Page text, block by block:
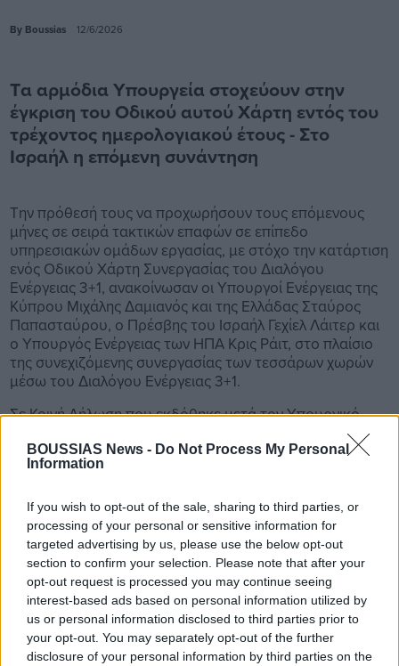
BOUSSIAS News - Do Not Process My Personal
Information
If you wish to opt-out of the sale, sharing to third parties, or
processing of your personal or sensitive information for
targeted advertising by us, please use the below opt-out
section to confirm your selection. Please note that after your
opt-out request is processed you may continue seeing
interest-based ads based on personal information utilized by
us or personal information disclosed to third parties prior to
your opt-out. You may separately opt-out of the further
disclosure of your personal information by third parties on the
By Boussias 12/6/2026
Tα αρμόδια Υπουργεία στοχεύουν στην
έγκριση του Οδικού αυτού Χάρτη εντός του
τρέχοντος ημερολογιακού έτους - Στο
Ισραήλ η επόμενη συνάντηση
Την πρόθεσή τους να προχωρήσουν τους επόμενους
μήνες σε σειρά τακτικών επαφών σε επίπεδο
υπηρεσιακών ομάδων εργασίας, με στόχο την κατάρτιση
ενός Οδικού Χάρτη Συνεργασίας του Διαλόγου
Ενέργειας 3+1, ανακοίνωσαν οι Υπουργοί Ενέργειας της
Κύπρου Μιχάλης Δαμιανός και της Ελλάδας Σταύρος
Παπασταύρου, ο Πρέσβης του Ισραήλ Γεχίελ Λάιτερ και
ο Υπουργός Ενέργειας των ΗΠΑ Κρις Ράιτ, στο πλαίσιο
της συνεχιζόμενης συνεργασίας των τεσσάρων χωρών
μέσω του Διαλόγου Ενέργειας 3+1.
Σε Κοινή Δήλωση που εκδόθηκε μετά τον Υπουργικό
Διάλογο Ενέργειας 3+1 της Ανατολικής Μεσογείου, την
Πέμπτη, στο Χιούστον του Τέξας, αναφέρεται ότι
σκοπός του Οδικού Χάρτη είναι η καταγραφή στόχων
συζητήθηκαν κατά τη σημερινή συνάντηση του
Διαλόγου 3+1, συμπεριλαμβανομένης της αξιοποίησης,
όπου ενδείκνυται, του Κέντρου Ενέργειας της
Ανατολικής Μεσογείου.
Ως μία από τις πρώτες δράσεις, οι χώρες συμφώνησαν
στη σύσταση ομάδας εργασίας για την
κυβερνοασφάλεια και τη φυσική προστασία των
κρίσιμων υποδομών, προστίθεται.